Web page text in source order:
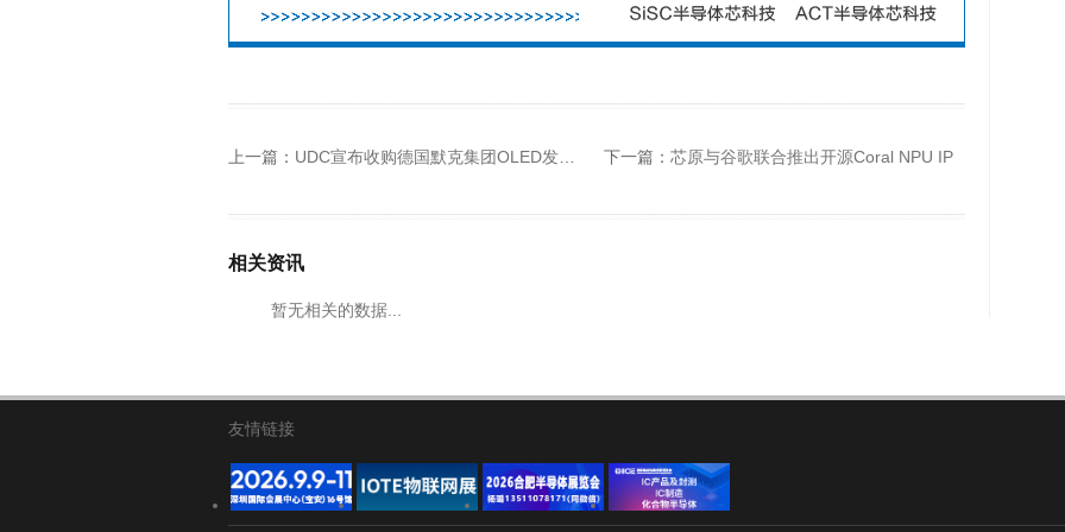
上一篇： UDC宣布收购德国默克集团OLED发光专利资产 下一篇：芯原与谷歌联合推出开源Coral NPU IP
相关资讯
暂无相关的数据...
友情链接